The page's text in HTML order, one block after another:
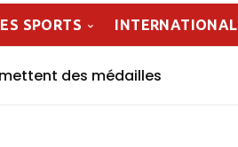
SPORTS INTERNATIONAL